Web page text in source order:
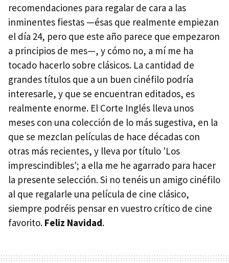
recomendaciones para regalar de cara a las
inminentes fiestas —ésas que realmente empiezan
el día 24, pero que este año parece que empezaron
a principios de mes—, y cómo no, a mí me ha
tocado hacerlo sobre clásicos. La cantidad de
grandes títulos que a un buen cinéfilo podría
interesarle, y que se encuentran editados, es
realmente enorme. El Corte Inglés lleva unos
meses con una colección de lo más sugestiva, en la
que se mezclan películas de hace décadas con
otras más recientes, y lleva por título 'Los
imprescindibles'; a ella me he agarrado para hacer
la presente selección. Si no tenéis un amigo cinéfilo
al que regalarle una película de cine clásico,
siempre podréis pensar en vuestro crítico de cine
favorito. Feliz Navidad.